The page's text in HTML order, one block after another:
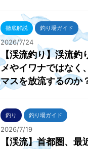
徹底解説 釣り場ガイド
2026/7/24
【渓流釣り】渓流釣
メやイワナではなく
マスを放流するのか
釣り 釣り場ガイド
2026/7/19
【渓流】首都圏、最